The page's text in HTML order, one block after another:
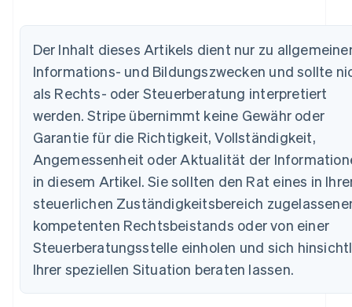
Der Inhalt dieses Artikels dient nur zu
Informations- und Bildungszwecken und sollte
als Rechts- oder Steuerberatung interpretiert
werden. Stripe übernimmt keine Gewähr oder
Garantie für die Richtigkeit, Vollständigkeit,
Angemessenheit oder Aktualität der
in diesem Artikel. Sie sollten den Rat eines in
steuerlichen Zuständigkeitsbereich
kompetenten Rechtsbeistands oder von einer
Steuerberatungsstelle einholen und sich
Ihrer speziellen Situation beraten lassen.
Australien
Belgien
Nederlands Français DeutschEnglish
Brasilien
Português English
Bulgarien
English
Dänemark
English
Deutschland
Deutsch English
Estland
English
Festlandchina
Finnland